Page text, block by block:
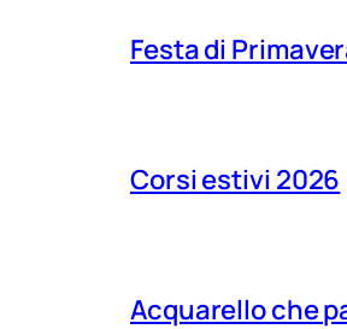
Festa di
Corsi estivi 2026
Acquarello che